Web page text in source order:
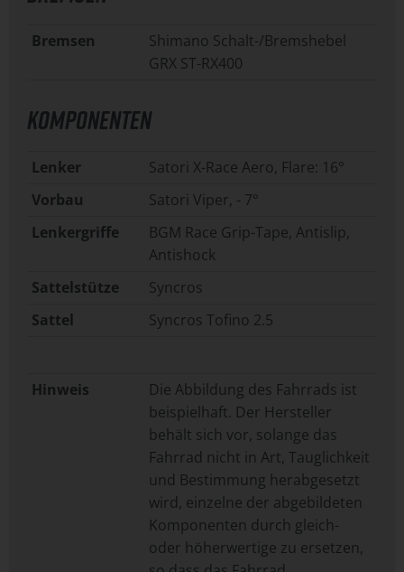
Bremsen
Shimano Schalt-/Bremshebel
GRX ST-RX400
KOMPONENTEN
Lenker
Satori X-Race Aero, Flare: 16°
Vorbau
Satori Viper, - 7°
Lenkergriffe
BGM Race Grip-Tape, Antislip,
Antishock
Sattelstütze
Syncros
Sattel
Syncros Tofino 2.5
Hinweis
Die Abbildung des Fahrrads ist
beispielhaft. Der Hersteller
behält sich vor, solange das
Fahrrad nicht in Art, Tauglichkeit
und Bestimmung herabgesetzt
wird, einzelne der abgebildeten
Komponenten durch gleich-
oder höherwertige zu ersetzen,